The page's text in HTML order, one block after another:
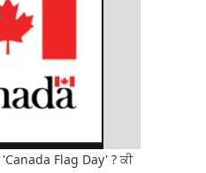
Flag Day' ? ਕੀ